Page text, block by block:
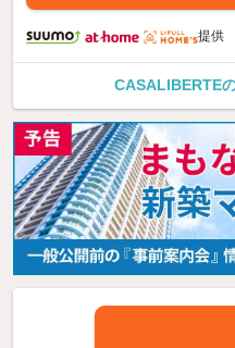
提供
CASALIBERTE